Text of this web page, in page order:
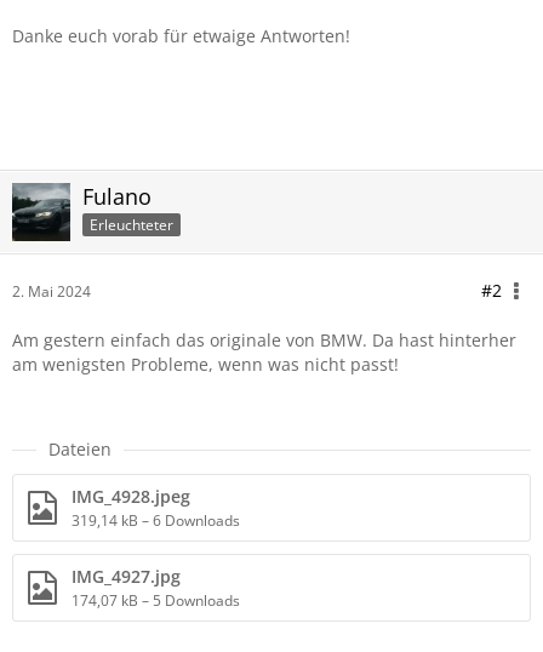
Danke euch vorab für etwaige Antworten!
Fulano
Erleuchteter
2. Mai 2024 #2
Am gestern einfach das originale von BMW. Da hast hinterher
am wenigsten Probleme, wenn was nicht passt!
Dateien
IMG_4928.jpeg
319,14 kB – 6 Downloads
IMG_4927.jpg
174,07 kB – 5 Downloads